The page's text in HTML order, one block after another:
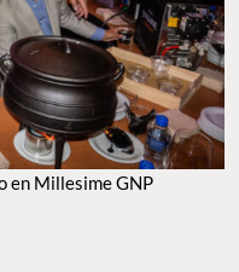
en Millesime GNP